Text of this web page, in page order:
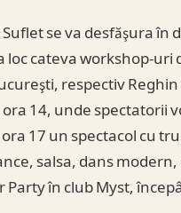
se va desfăşura în
loc cateva workshop-
respectiv
14, unde spectatorii
17 un spectacol cu
salsa, dans
în club Myst,